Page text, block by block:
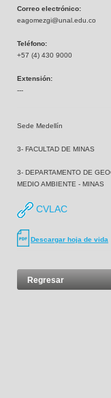
Correo electrónico:
eagomezgi@unal.edu.co
Teléfono:
+57 (4) 430 9000
Extensión:
---
Sede Medellín
3- FACULTAD DE MINAS
3- DEPARTAMENTO DE
MEDIO AMBIENTE - MINAS
CVLAC
Descargar hoja de vida
Regresar